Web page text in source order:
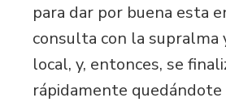
para dar por buena esta
consulta con la supralma
local, y, entonces, se
rápidamente quedándote